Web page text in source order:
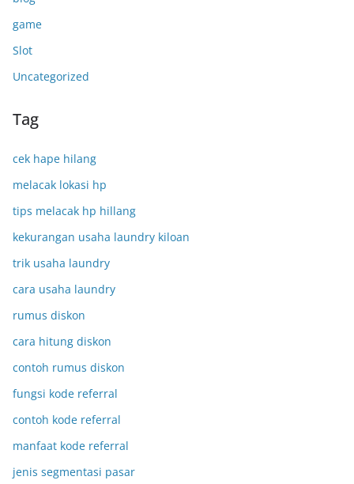
game
Slot
Uncategorized
Tag
cek hape hilang
melacak lokasi hp
tips melacak hp hillang
kekurangan usaha laundry kiloan
trik usaha laundry
cara usaha laundry
rumus diskon
cara hitung diskon
contoh rumus diskon
fungsi kode referral
contoh kode referral
manfaat kode referral
jenis segmentasi pasar